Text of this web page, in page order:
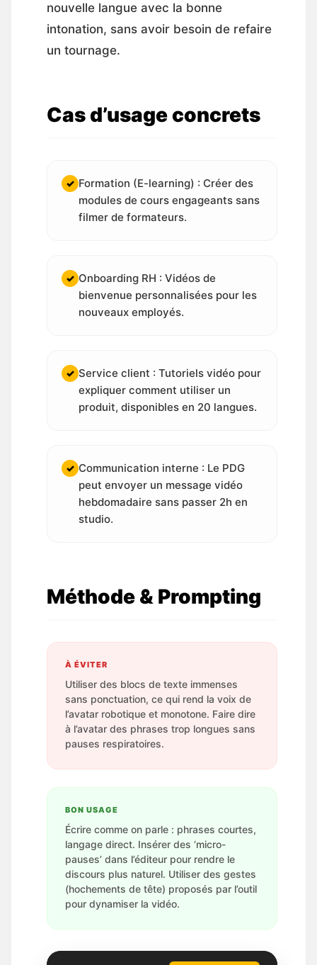
nouvelle langue avec la bonne
intonation, sans avoir besoin de refaire
un tournage.
Cas d’usage concrets
✓ Formation (E-learning) : Créer des
modules de cours engageants sans
filmer de formateurs.
✓ Onboarding RH : Vidéos de
bienvenue personnalisées pour les
nouveaux employés.
✓ Service client : Tutoriels vidéo pour
expliquer comment utiliser un
produit, disponibles en 20 langues.
✓ Communication interne : Le PDG
peut envoyer un message vidéo
hebdomadaire sans passer 2h en
studio.
Méthode & Prompting
À ÉVITER
Utiliser des blocs de texte immenses
sans ponctuation, ce qui rend la voix de
l’avatar robotique et monotone. Faire dire
à l’avatar des phrases trop longues sans
pauses respiratoires.
BON USAGE
Écrire comme on parle : phrases courtes,
langage direct. Insérer des ‘micro-
pauses’ dans l’éditeur pour rendre le
discours plus naturel. Utiliser des gestes
(hochements de tête) proposés par l’outil
pour dynamiser la vidéo.